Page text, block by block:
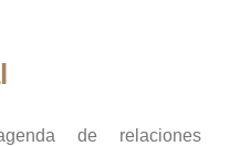
de relaciones